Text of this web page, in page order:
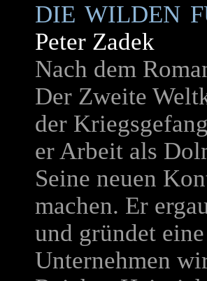
DIE WILDEN
Peter Zadek
Nach dem
Der Zweite
der
er Arbeit als
Seine neuen
machen. Er
und gründet
Unternehmen